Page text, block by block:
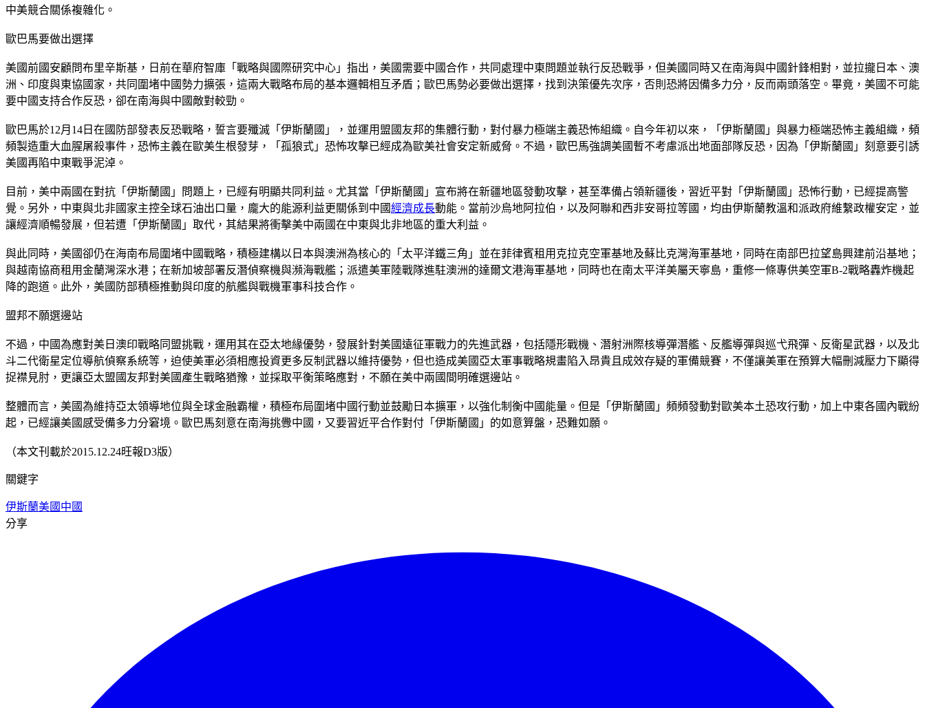
中美競合關係複雜化。
歐巴馬要做出選擇
美國前國安顧問布里辛斯基，日前在華府智庫「戰略與國際研究中心」指出，美國需要中國合作，共同處理中東問題並執行反恐戰爭，但美國同時又在南海與中國針鋒相對，並拉攏日本、澳
洲、印度與東協國家，共同圍堵中國勢力擴張，這兩大戰略布局的基本邏輯相互矛盾；歐巴馬勢必要做出選擇，找到決策優先次序，否則恐將因備多力分，反而兩頭落空。畢竟，美國不可能
要中國支持合作反恐，卻在南海與中國敵對較勁。
歐巴馬於12月14日在國防部發表反恐戰略，誓言要殲滅「伊斯蘭國」，並運用盟國友邦的集體行動，對付暴力極端主義恐怖組織。自今年初以來，「伊斯蘭國」與暴力極端恐怖主義組織，頻
頻製造重大血腥屠殺事件，恐怖主義在歐美生根發芽，「孤狼式」恐怖攻擊已經成為歐美社會安定新威脅。不過，歐巴馬強調美國暫不考慮派出地面部隊反恐，因為「伊斯蘭國」刻意要引誘
美國再陷中東戰爭泥淖。
目前，美中兩國在對抗「伊斯蘭國」問題上，已經有明顯共同利益。尤其當「伊斯蘭國」宣布將在新疆地區發動攻擊，甚至準備占領新疆後，習近平對「伊斯蘭國」恐怖行動，已經提高警
覺。另外，中東與北非國家主控全球石油出口量，龐大的能源利益更關係到中國經濟成長動能。當前沙烏地阿拉伯，以及阿聯和西非安哥拉等國，均由伊斯蘭教溫和派政府維繫政權安定，並
讓經濟順暢發展，但若遭「伊斯蘭國」取代，其結果將衝擊美中兩國在中東與北非地區的重大利益。
與此同時，美國卻仍在海南布局圍堵中國戰略，積極建構以日本與澳洲為核心的「太平洋鐵三角」並在菲律賓租用克拉克空軍基地及蘇比克灣海軍基地，同時在南部巴拉望島興建前沿基地；
與越南協商租用金蘭灣深水港；在新加坡部署反潛偵察機與瀕海戰艦；派遣美軍陸戰隊進駐澳洲的達爾文港海軍基地，同時也在南太平洋美屬天寧島，重修一條專供美空軍B-2戰略轟炸機起
降的跑道。此外，美國防部積極推動與印度的航艦與戰機軍事科技合作。
盟邦不願選邊站
不過，中國為應對美日澳印戰略同盟挑戰，運用其在亞太地緣優勢，發展針對美國遠征軍戰力的先進武器，包括隱形戰機、潛射洲際核導彈潛艦、反艦導彈與巡弋飛彈、反衛星武器，以及北
斗二代衛星定位導航偵察系統等，迫使美軍必須相應投資更多反制武器以維持優勢，但也造成美國亞太軍事戰略規畫陷入昂貴且成效存疑的軍備競賽，不僅讓美軍在預算大幅刪減壓力下顯得
捉襟見肘，更讓亞太盟國友邦對美國產生戰略猶豫，並採取平衡策略應對，不願在美中兩國間明確選邊站。
整體而言，美國為維持亞太領導地位與全球金融霸權，積極布局圍堵中國行動並鼓勵日本擴軍，以強化制衡中國能量。但是「伊斯蘭國」頻頻發動對歐美本土恐攻行動，加上中東各國內戰紛
起，已經讓美國感受備多力分窘境。歐巴馬刻意在南海挑釁中國，又要習近平合作對付「伊斯蘭國」的如意算盤，恐難如願。
（本文刊載於2015.12.24旺報D3版）
關鍵字
伊斯蘭美國 中國
分享